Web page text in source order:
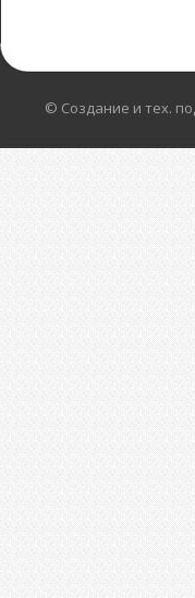
© Создание и тех.